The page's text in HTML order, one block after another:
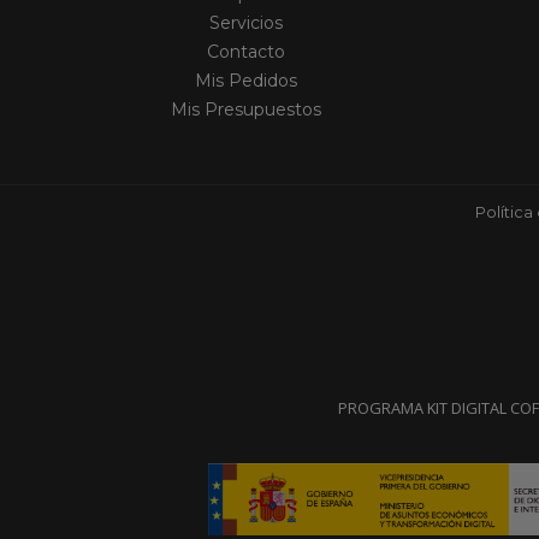
Servicios
Contacto
Mis Pedidos
Mis Presupuestos
Política
PROGRAMA KIT DIGITAL